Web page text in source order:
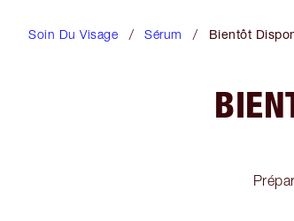
Soin Du Visage Sérum Bientôt